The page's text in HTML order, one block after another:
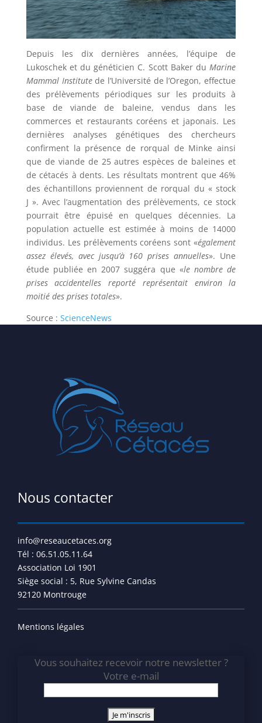
Depuis les dix dernières années, l’équipe de
Lukoschek et du généticien C. Scott Baker duMarine
Mammal Institutede l’Université de l’Oregon, effectue
des prélèvements périodiques sur les produits à
base de viande de baleine, vendus dans les
commerces et restaurants coréens et japonais. Les
dernières analyses génétiques des chercheurs
confirment la présence de rorqual de Minke ainsi
que de viande de 25 autres espèces de baleines et
de cétacés à dents. Les résultats montrent que 46%
des échantillons proviennent de rorqual du « stock
J ». Avec l’augmentation des prélèvements, ce stock
pourrait être épuisé en quelques décennies. La
population actuelle est estimée à moins de 14000
individus. Les prélèvements coréens sont «également
assez élevés, avec jusqu’à 160 prises annuelles». Une
étude publiée en 2007 suggéra que «le nombre de
prises accidentelles reporté représentait environ la
moitié des prises totales».
Source : ScienceNews
Nous contacter
info@reseaucetaces.org
Tél : 06.51.05.11.64
Association Loi 1901
Siège social : 5, Rue Sylvine Candas
92120 Montrouge
Mentions légales
Vous souhaitez recevoir notre newsletter ?
Votre e-mail